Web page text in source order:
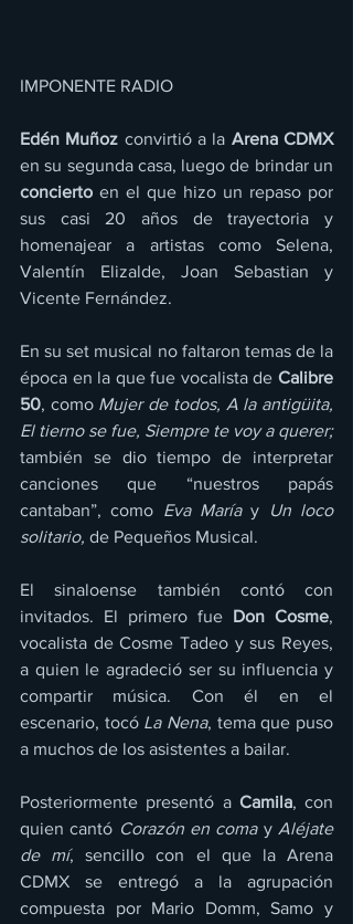
IMPONENTE RADIO
Edén Muñoz convirtió a la Arena CDMX
concierto en el que hizo un repaso por
sus casi 20 años de trayectoria y
homenajear a artistas como Selena,
Valentín Elizalde, Joan Sebastian y
Vicente Fernández.
En su set musical no faltaron temas de la
época en la que fue vocalista de Calibre
50, como Mujer de todos, A la antigüita,
El tierno se fue, Siempre te voy a querer;
también se dio tiempo de interpretar
canciones que “nuestros papás
cantaban”, como Eva María y
Un loco
solitario, de Pequeños Musical.
El sinaloense también contó con
invitados. El primero fue Don Cosme,
vocalista de Cosme Tadeo y sus Reyes,
a quien le agradeció ser su influencia y
compartir música. Con él en el
escenario, tocó La Nena, tema que puso
a muchos de los asistentes a bailar.
Posteriormente presentó a Camila, con
quien cantó Corazón en coma y Aléjate
de mí, sencillo con el que la Arena
CDMX se entregó a la agrupación
compuesta por Mario Domm, Samo y